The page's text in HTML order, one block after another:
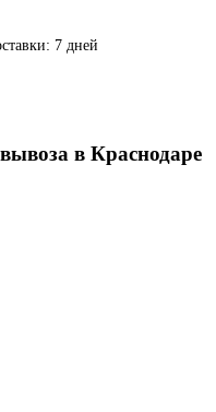
7 дней
в Краснодаре